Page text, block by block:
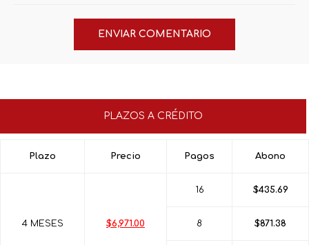
PLAZOS A CRÉDITO
Plazo Precio Pagos Abono
4 MESES $6,971.00
16 $435.69
8 $871.38